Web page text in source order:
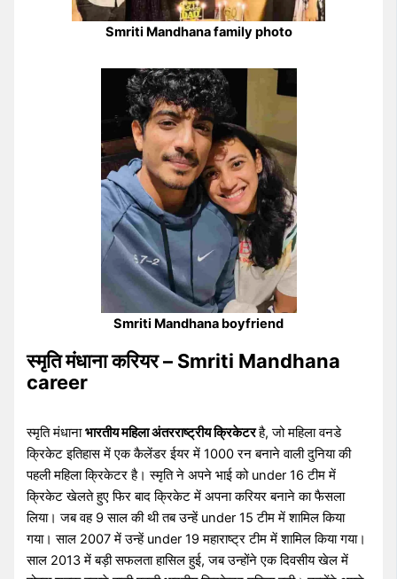
Smriti Mandhana family photo
Smriti Mandhana boyfriend
स्मृति मंधाना करियर – Smriti Mandhana
career
स्मृति मंधानाभारतीय महिला अंतरराष्ट्रीय क्रिकेटरहै, जो महिला वनडे
क्रिकेट इतिहास में एक कैलेंडर ईयर में 1000 रन बनाने वाली दुनिया की
पहली महिला क्रिकेटर है। स्मृति ने अपने भाई को under 16 टीम में
क्रिकेट खेलते हुए फिर बाद क्रिकेट में अपना करियर बनाने का फैसला
लिया। जब वह 9 साल की थी तब उन्हें under 15 टीम में शामिल किया
गया। साल 2007 में उन्हें under 19 महाराष्ट्र टीम में शामिल किया गया।
साल 2013 में बड़ी सफलता हासिल हुई, जब उन्होंने एक दिवसीय खेल में